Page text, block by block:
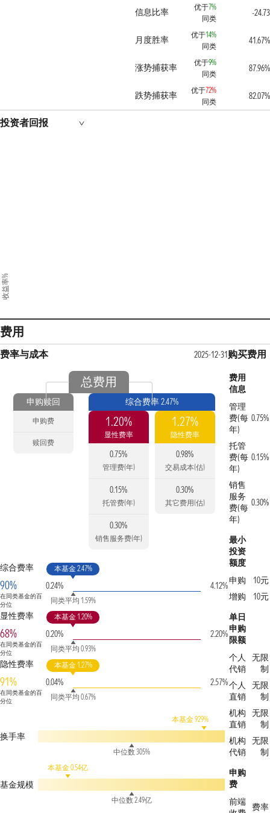
信息比率 优于7%
同类
-24.73
月度胜率 优于14%
同类
41.67%
涨势捕获率 优于9%
同类
87.96%
跌势捕获率 优于72%
同类
82.07%
投资者回报
收益率%
费用
费率与成本 2025-12-31
总费用
申购赎回
申购费
赎回费
综合费率 2.47%
1.20%
显性费率
0.75%
管理费(年)
0.15%
托管费(年)
0.30%
销售服务费(年)
1.27%
隐性费率
0.98%
交易成本(估)
0.30%
其它费用(估)
综合费率
90%
在同类基金的百
分位
0.24%
本基金 2.47%
同类平均 1.59%
4.12%
显性费率
68%
在同类基金的百
分位
0.20%
本基金 1.20%
同类平均 0.93%
2.20%
隐性费率
91%
在同类基金的百
分位
0.04%
本基金 1.27%
同类平均 0.67%
2.57%
换手率
本基金 929%
中位数 305%
基金规模
本基金 0.54亿
中位数 2.49亿
购买费用
费用
信息
管理
费(每
年)
0.75%
托管
费(每
年)
0.15%
销售
服务
费(每
年)
0.30%
最小
投资
额度
申购
10元
增购
10元
单日
申购
限额
个人
代销
无限
制
个人
直销
无限
制
机构
直销
无限
制
机构
代销
无限
制
申购
费
前端
费率